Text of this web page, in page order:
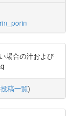
場合の汁および
投稿一覧)